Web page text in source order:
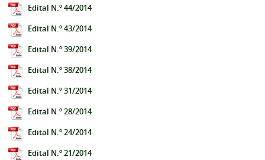
Edital N.º 44/2014
Edital N.º 43/2014
Edital N.º 39/2014
Edital N.º 38/2014
Edital N.º 31/2014
Edital N.º 28/2014
Edital N.º 24/2014
Edital N.º 21/2014